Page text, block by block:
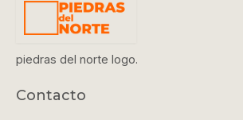
piedras del norte logo.
Contacto